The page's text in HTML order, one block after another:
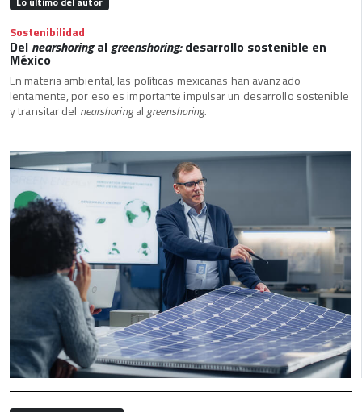
Sostenibilidad
Del nearshoringalgreenshoring:desarrollo sostenible en
México
En materia ambiental, las políticas mexicanas han avanzado
lentamente, por eso es importante impulsar un desarrollo sostenible
y transitar del nearshoringal greenshoring.